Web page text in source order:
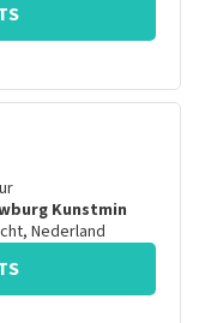
Kunstmin
, Nederland